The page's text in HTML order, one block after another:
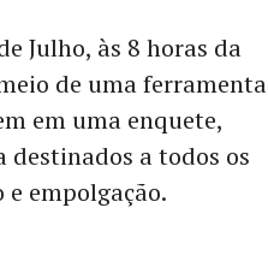
Julho, às 8 horas da
de uma ferramenta
em uma enquete,
a todos os
empolgação.